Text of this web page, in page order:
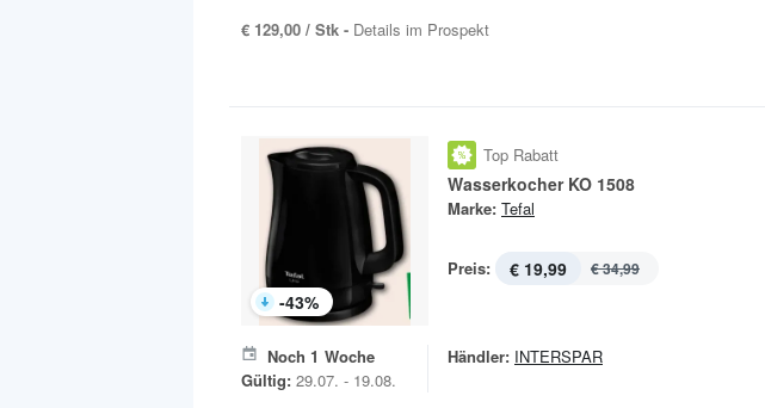
€ 129,00 / Stk - Details im Prospekt
-43%
Top Rabatt
Wasserkocher KO 1508
Marke: Tefal
Preis: € 19,99 € 34,99
Noch 1 Woche
Gültig: 29.07. - 19.08.
Händler: INTERSPAR